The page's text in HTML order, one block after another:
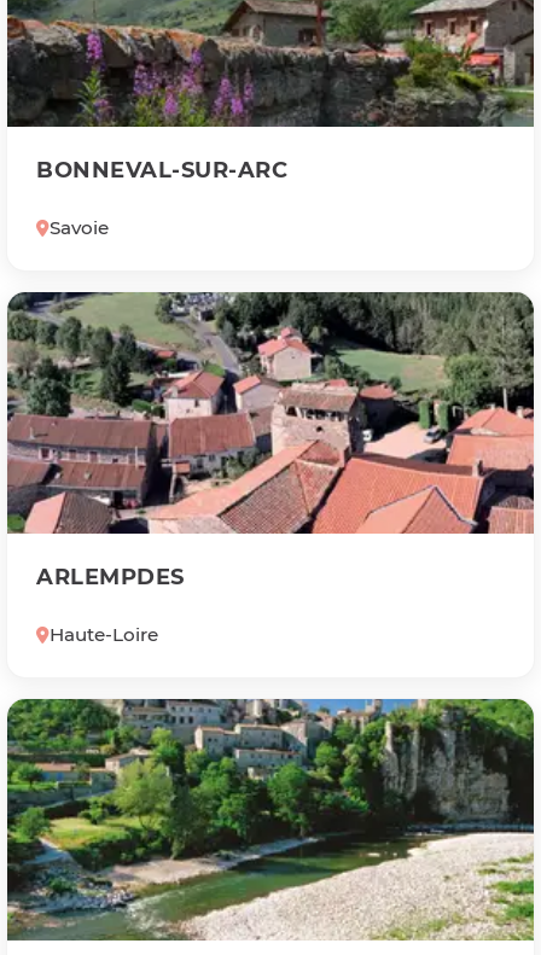
BONNEVAL-SUR-ARC
Savoie
ARLEMPDES
Haute-Loire